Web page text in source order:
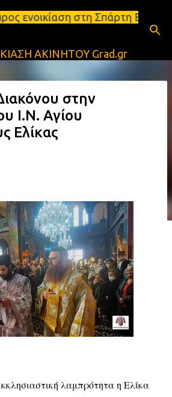
στο κύριο περιεχόμενο
Σπάρτη Ενοικιάσεις
ΑΚΙΝΗΤΟΥ Grad.gr
στην
Ι.Ν. Αγίου
Ελίκας
λαμπρότητα η Ελίκα